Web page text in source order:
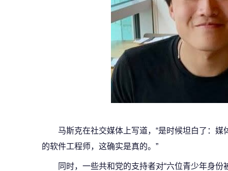
马斯克在社交媒体上写道，“是时候坦白了：
的软件工程师，这确实是真的。”
同时，一些共和党的支持者对“六位青少年身